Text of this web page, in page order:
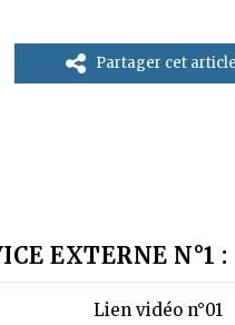
Partager cet article
EXTERNE N°1 :
Lien vidéo n°01